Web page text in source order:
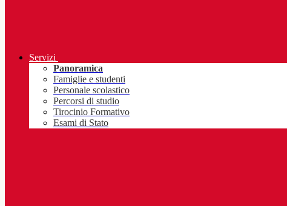
Servizi
Panoramica
Famiglie e studenti
Personale scolastico
Percorsi di studio
Tirocinio Formativo
Esami di Stato